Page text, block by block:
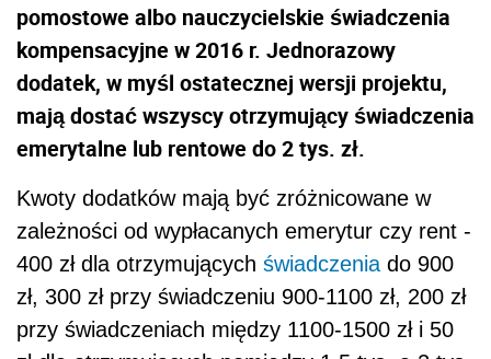
pomostowe albo nauczycielskie świadczenia
kompensacyjne w 2016 r. Jednorazowy
dodatek, w myśl ostatecznej wersji projektu,
mają dostać wszyscy otrzymujący świadczenia
emerytalne lub rentowe do 2 tys. zł.
Kwoty dodatków mają być zróżnicowane w
zależności od wypłacanych emerytur czy rent -
400 zł dla otrzymujących świadczenia do 900
zł, 300 zł przy świadczeniu 900-1100 zł, 200 zł
przy świadczeniach między 1100-1500 zł i 50